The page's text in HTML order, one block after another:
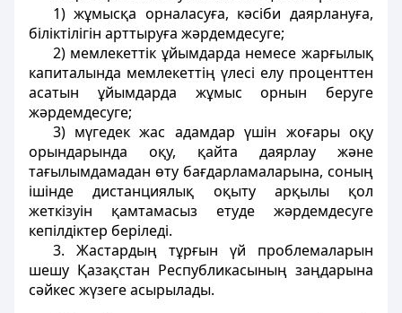
1) жұмысқа орналасуға, кәсiби даярлануға,
біліктiлiгiн арттыруға жәрдемдесуге;
2) мемлекеттік ұйымдарда немесе жарғылық
капиталында мемлекеттің үлесi елу проценттен
асатын ұйымдарда жұмыс орнын беруге
жәрдемдесуге;
3) мүгедек жас адамдар үшін жоғары оқу
орындарында оқу, қайта даярлау және
тағылымдамадан өту бағдарламаларына, соның
ішінде дистанциялық оқыту арқылы қол
жеткізуін қамтамасыз етуде жәрдемдесуге
кепiлдіктер берiледi.
3. Жастардың тұрғын үй проблемаларын
шешу Қазақстан Республикасының заңдарына
сәйкес жүзеге асырылады.